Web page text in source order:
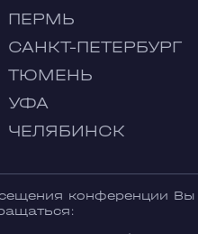
ПЕРМЬ
САНКТ-ПЕТЕРБУРГ
ТЮМЕНЬ
УФА
ЧЕЛЯБИНСК
конференции Вы